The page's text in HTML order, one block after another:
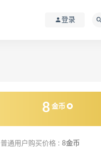
登录
8 金币
普通用户购买价格 : 8金币